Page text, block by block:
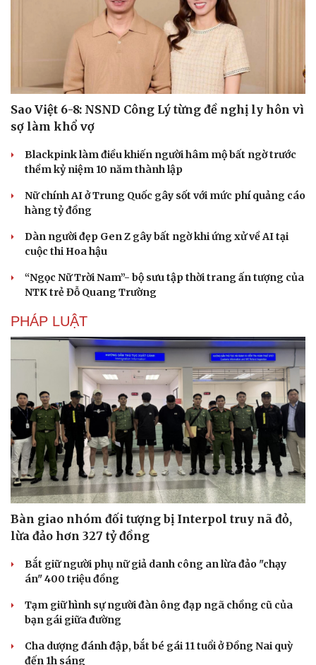
Du lịch
Tư vấn
Săn Tour
check-in
Podcast
Đọc truyện đêm khuya
Hạt giống tâm hồn
Sao Việt 6-8: NSND Công Lý từng đề nghị ly hôn vì
sợ làm khổ vợ
Blackpink làm điều khiến người hâm mộ bất ngờ trước
thềm kỷ niệm 10 năm thành lập
Nữ chính AI ở Trung Quốc gây sốt với mức phí quảng cáo
hàng tỷ đồng
Dàn người đẹp Gen Z gây bất ngờ khi ứng xử về AI tại
cuộc thi Hoa hậu
“Ngọc Nữ Trời Nam”- bộ sưu tập thời trang ấn tượng của
NTK trẻ Đỗ Quang Trường
PHÁP LUẬT
Bàn giao nhóm đối tượng bị Interpol truy nã đỏ,
lừa đảo hơn 327 tỷ đồng
Bắt giữ người phụ nữ giả danh công an lừa đảo "chạy
án" 400 triệu đồng
Tạm giữ hình sự người đàn ông đạp ngã chồng cũ của
bạn gái giữa đường
Cha dượng đánh đập, bắt bé gái 11 tuổi ở Đồng Nai quỳ
đến 1h sáng